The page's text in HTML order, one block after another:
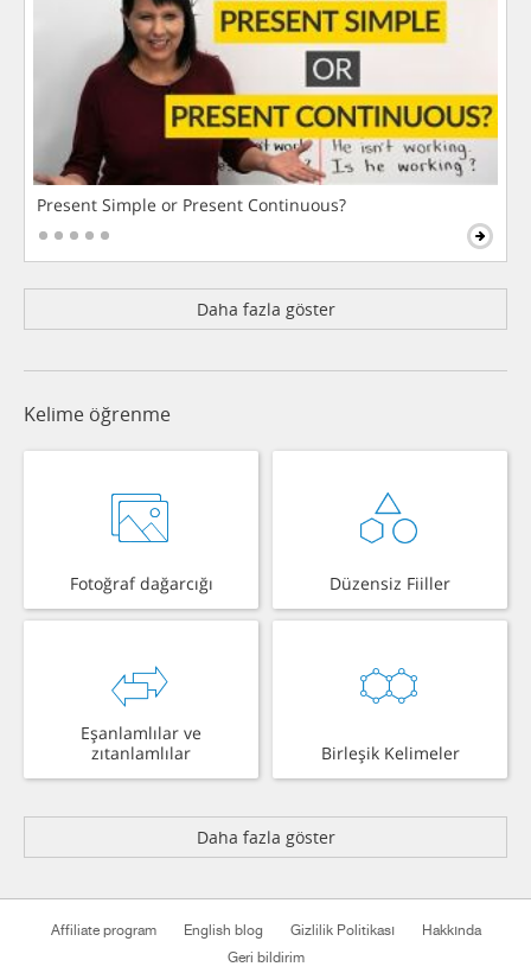
Present Simple or Present Continuous?
Daha fazla göster
Kelime öğrenme
Fotoğraf dağarcığı Düzensiz Fiiller
Eşanlamlılar ve
zıtanlamlılar
Birleşik Kelimeler
Daha fazla göster
Affiliate program English blog Gizlilik Politikası
Hakkında
Geri bildirim